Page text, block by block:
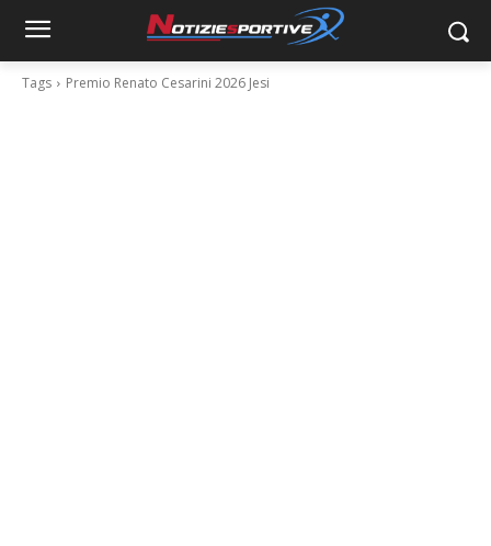
Tags Premio Renato Cesarini 2026 Jesi